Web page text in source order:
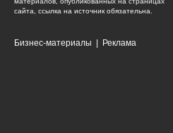
сайта, ссылка на источник обязательна.
Бизнес-материалы Реклама